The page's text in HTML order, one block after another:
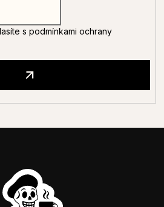
s podmínkami ochrany